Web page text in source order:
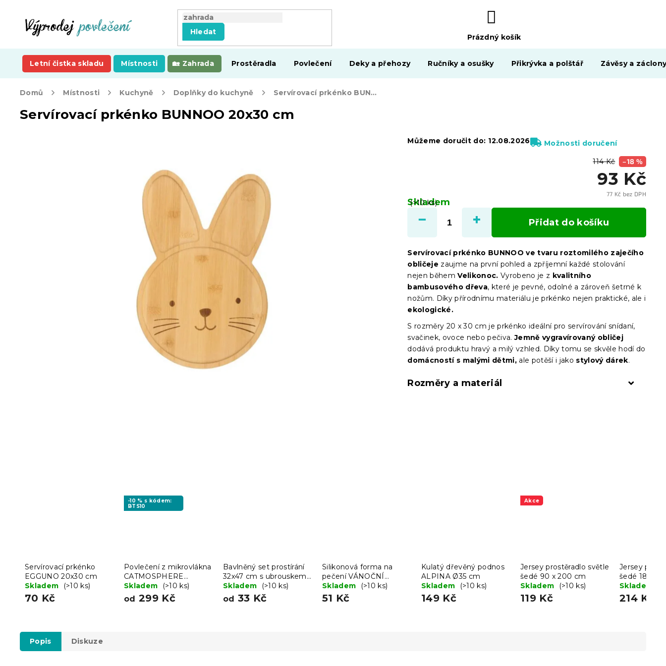
Hledat
NÁKUPNÍ
KOŠÍK
Prázdný košík
Letní čistka skladu Místnosti Zahrada Prostěradla Povlečení Deky a přehozy Ručníky a osušky Přikrývka a polštář Závěsy a
Domů Místnosti Kuchyně Doplňky do kuchyně Servírovací prkénko BUNNOO 20x30 cm
Servírovací prkénko BUNNOO 20x30 cm
114 Kč –18 %
93 Kč
77 Kč bez DPH
cena:
Skladem
(>10 ks)
Můžeme doručit do: 12.08.2026 Možnosti doručení
Přidat do košíku
Servírovací prkénko BUNNOO ve tvaru roztomilého zaječího
obličeje zaujme na první pohled a zpříjemní každé stolování
nejen během Velikonoc. Vyrobeno je z kvalitního
bambusového dřeva, které je pevné, odolné a zároveň šetrné k
nožům. Díky přírodnímu materiálu je prkénko nejen praktické, ale i
ekologické.
S rozměry 20 x 30 cm je prkénko ideální pro servírování snídaní,
svačinek, ovoce nebo pečiva.Jemně vygravírovaný obličej
dodává produktu hravý a milý vzhled. Díky tomu se skvěle hodí do
domácností s malými dětmi, ale potěší i jako stylový dárek.
Rozměry a materiál
Servírovací prkénko
EGGUNO 20x30 cm
Skladem
(>10 ks)
70 Kč
-10 % s kódem:
BTS10
Povlečení z mikrovlákna
CATMOSPHERE
barevné
Skladem (>10 ks)
od 299 Kč
Bavlněný set prostírání
32x47 cm s ubrouskem
40x40 cm FOOD
Skladem (>10 ks)
od 33 Kč
Silikonová forma na
pečení VÁNOČNÍ
STROMKY, červená
Skladem (>10 ks)
51 Kč
Kulatý dřevěný podnos
ALPINA Ø35 cm
Skladem
(>10 ks)
149 Kč
Akce
Jersey prostěradlo světle
šedé 90 x 200 cm
Skladem
(>10 ks)
119 Kč
Jersey
šedé 180 x
Skladem
214 Kč
Popis Diskuze